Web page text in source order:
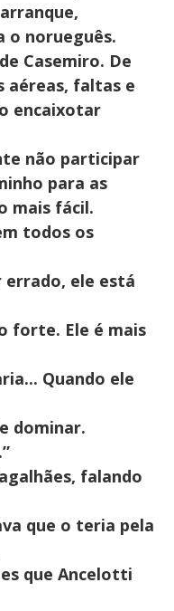
o norueguês.
Casemiro. De
aéreas, faltas e
encaixotar
não participar
para as
mais fácil.
todos os
errado, ele está
forte. Ele é mais
Quando ele
dominar.
falando
que o teria pela
que Ancelotti